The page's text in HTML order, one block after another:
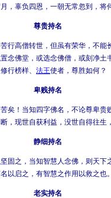
，辜负四恩，一朝无常忽到，将
尊贵持名
行高僧转世，但虽有荣华，不能
念佛堂，或选念佛僧，或刻净土
行榜样、 法王使者，尊胜如何？
卑贱持名
矣！当知四字佛名，不论尊卑贵
，现世自获利益，没世自得往生
静细持名
固之，当知智慧人念佛，则天下
以启之，有智慧之作用以救之也
老实持名